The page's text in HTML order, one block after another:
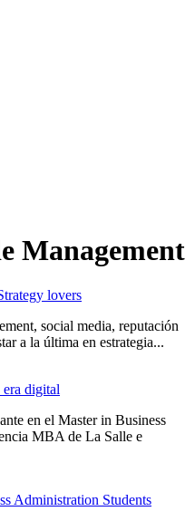
Management
lovers
social media, reputación
a la última en estrategia...
digital
en el Master in Business
MBA de La Salle e
Administration Students